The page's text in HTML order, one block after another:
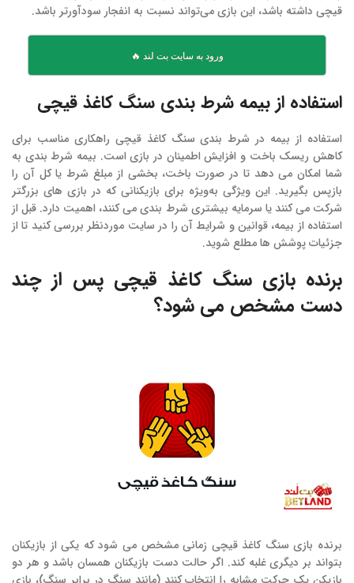
قیچی داشته باشد، این بازی می‌تواند نسبت به انفجار سودآورتر باشد.
ورود به سایت بت لند 🔥
استفاده از بیمه شرط بندی سنگ کاغذ قیچی
استفاده از بیمه در شرط بندی سنگ کاغذ قیچی راهکاری مناسب برای
کاهش ریسک باخت و افزایش اطمینان در بازی است. بیمه شرط بندی به
شما امکان می‌ دهد تا در صورت باخت، بخشی از مبلغ شرط یا کل آن را
بازپس بگیرید. این ویژگی به‌ویژه برای بازیکنانی که در بازی‌ های بزرگتر
شرکت می‌ کنند یا سرمایه بیشتری شرط بندی می‌ کنند، اهمیت دارد. قبل از
استفاده از بیمه، قوانین و شرایط آن را در سایت موردنظر بررسی کنید تا از
جزئیات پوشش‌ ها مطلع شوید.
برنده بازی سنگ کاغذ قیچی پس از چند
دست مشخص می شود؟
برنده بازی سنگ کاغذ قیچی زمانی مشخص می‌ شود که یکی از بازیکنان
بتواند بر دیگری غلبه کند. اگر حالت دست بازیکنان همسان باشد و هر دو